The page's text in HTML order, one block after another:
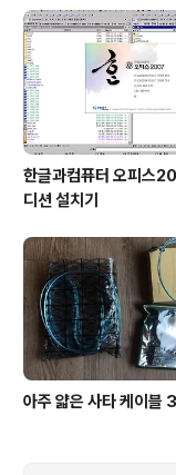
한글과컴퓨터 오피스
디션 설치기
아주 얇은 사타 케이블